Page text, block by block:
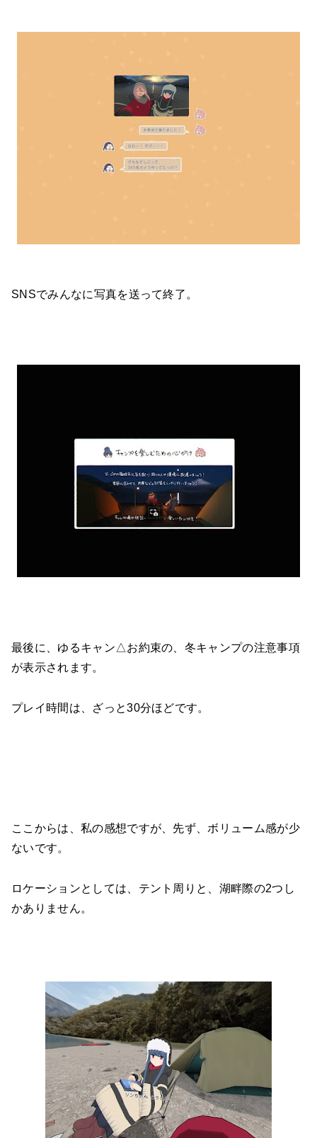
SNSでみんなに写真を送って終了。
最後に、ゆるキャン△お約束の、冬キャンプの注意事項
が表示されます。
プレイ時間は、ざっと30分ほどです。
ここからは、私の感想ですが、先ず、ボリューム感が少
ないです。
ロケーションとしては、テント周りと、湖畔際の2つし
かありません。